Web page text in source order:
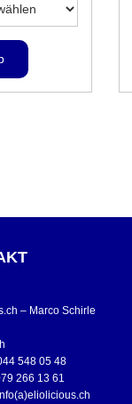
– Marco Schirle
548 05 48
266 13 61